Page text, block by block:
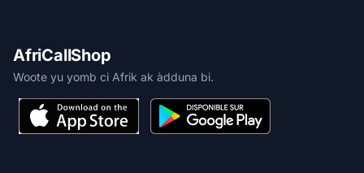
AfriCallShop
Woote yu yomb ci Afrik ak àdduna bi.